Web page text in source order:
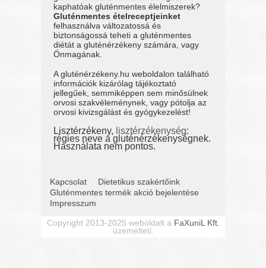
kaphatóak gluténmentes élelmiszerek?
Gluténmentes ételreceptjeinket
felhasználva változatossá és
biztonságossá teheti a gluténmentes
diétát a gluténérzékeny számára, vagy
Önmagának.
A gluténérzékeny.hu weboldalon található
információk kizárólag tájékoztató
jellegűek, semmiképpen sem minősülnek
orvosi szakvéleménynek, vagy pótolja az
orvosi kivizsgálást és gyógykezelést!
Lisztérzékeny, lisztérzékenység:
régies neve a gluténérzékenységnek.
Használata nem pontos.
Kapcsolat
Dietetikus szakértőink
Gluténmentes termék akció bejelentése
Impresszum
Copyright 2013-2025 weboldalt a FaXuniL Kft.
üzemelteti.